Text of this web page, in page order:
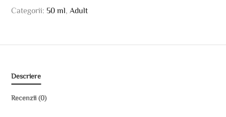
Categorii: 50 ml Adult
Descriere
Recenzii (0)